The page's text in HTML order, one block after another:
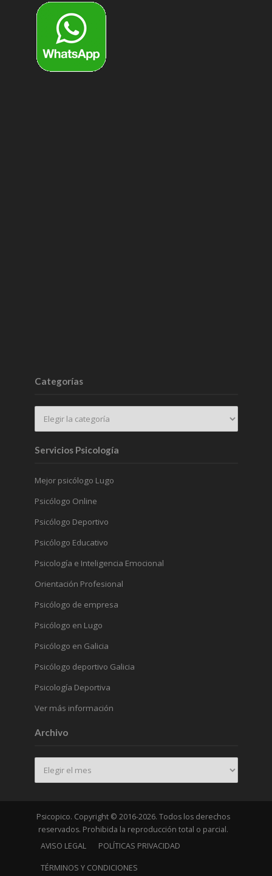
Categorías
Servicios Psicología
Mejor psicólogo Lugo
Psicólogo Online
Psicólogo Deportivo
Psicólogo Educativo
Psicología e Inteligencia Emocional
Orientación Profesional
Psicólogo de empresa
Psicólogo en Lugo
Psicólogo en Galicia
Psicólogo deportivo Galicia
Psicología Deportiva
Ver más información
Archivo
Archivo
Psicopico. Copyright © 2016-2026. Todos los derechos
reservados. Prohibida la reproducción total o parcial.
AVISO LEGAL
POLÍTICAS PRIVACIDAD
TÉRMINOS Y CONDICIONES